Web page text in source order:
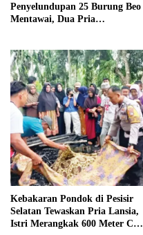
Penyelundupan 25 Burung Beo
Mentawai, Dua Pria
Kebakaran Pondok di Pesisir
Selatan Tewaskan Pria Lansia,
Istri Merangkak 600 Meter Cari